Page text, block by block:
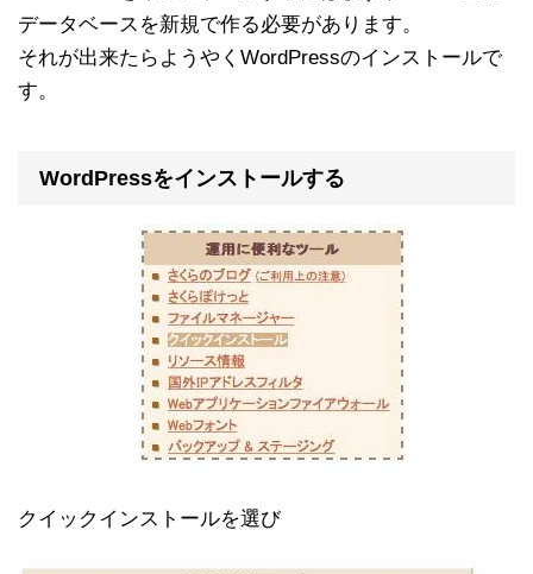
データベースを新規で作る必要があります。
それが出来たらようやくWordPressのインストールで
す。
WordPressをインストールする
クイックインストールを選び